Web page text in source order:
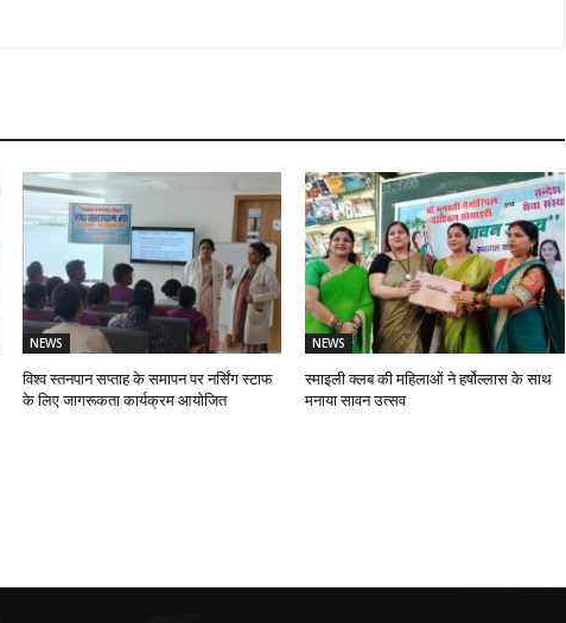
NEWS
विश्व स्तनपान सप्ताह के समापन पर नर्सिंग स्टाफ
के लिए जागरूकता कार्यक्रम आयोजित
NEWS
स्माइली क्लब की महिलाओं ने हर्षोल्लास के साथ
मनाया सावन उत्सव